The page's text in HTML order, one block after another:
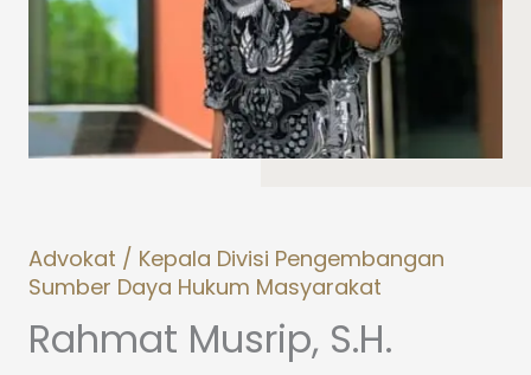
Advokat / Kepala Divisi Pengembangan
Sumber Daya Hukum Masyarakat
Rahmat Musrip, S.H.